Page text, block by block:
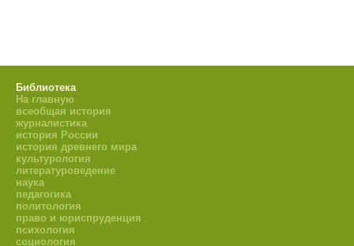
Библиотека
На главную
всеобщая история
журналистика
история России
история древнего мира
культурология
литературоведение
наука
педагогика
политология
право и юриспруденция
психология
социология